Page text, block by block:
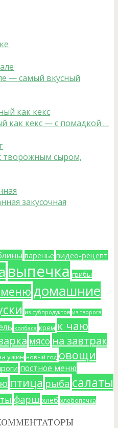
— самый вкусный
как кекс — с помадкой …
творожным сыром,
закусочная
варенье видео-рецепт
выпечка грибы
меню домашние
из субпродуктов из творога
колбаса крем к чаю
мясо на завтрак
ужин новый год овощи
постное меню
птица рыба салаты
фарш хлеб хлебопечка